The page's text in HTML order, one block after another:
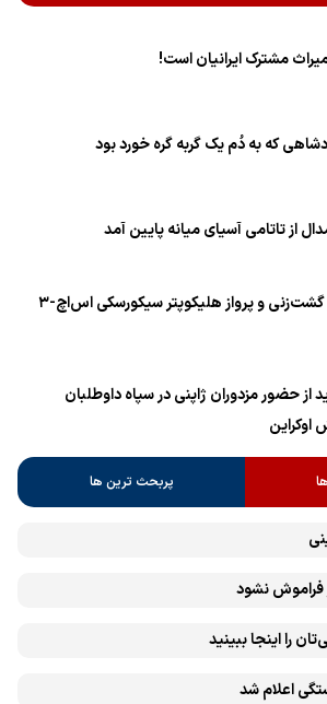
مشترک ایرانیان است!
که به دُم یک گربه گره خورد بود
تصاویری از گشت‌زنی و پرواز هلیکوپتر سیکورسکی اس‌اچ-۳
از حضور مزدوران ژاپنی در سپاه داوطلبان
اوکراین
پربحث ترین ها
نشود
را اینجا ببینید
اعلام شد